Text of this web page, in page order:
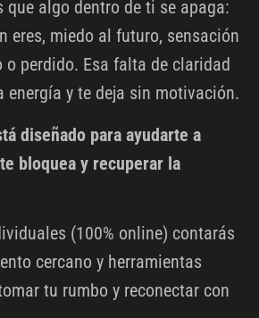
que algo dentro de ti se apaga:
eres, miedo al futuro, sensación
o perdido. Esa falta de claridad
energía y te deja sin motivación.
diseñado para ayudarte a
bloquea y recuperar la
(100% online) contarás
cercano y herramientas
tu rumbo y reconectar con